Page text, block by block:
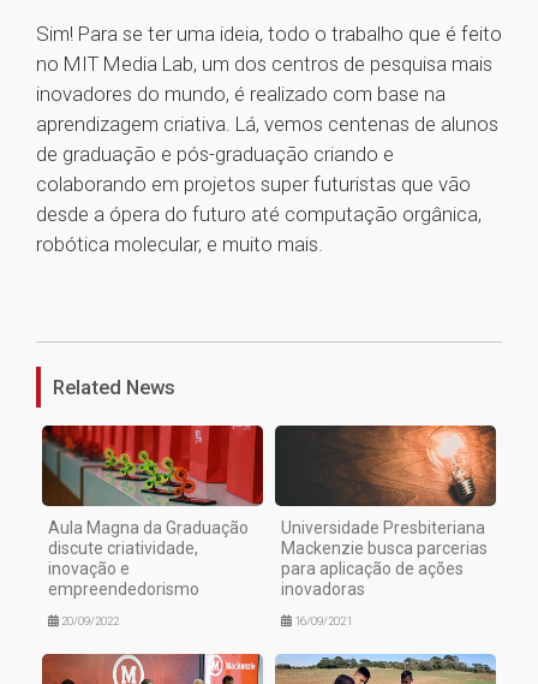
Sim! Para se ter uma ideia, todo o trabalho que é feito
no MIT Media Lab, um dos centros de pesquisa mais
inovadores do mundo, é realizado com base na
aprendizagem criativa. Lá, vemos centenas de alunos
de graduação e pós-graduação criando e
colaborando em projetos super futuristas que vão
desde a ópera do futuro até computação orgânica,
robótica molecular, e muito mais.
Related News
Aula Magna da Graduação
discute criatividade,
inovação e
empreendedorismo
20/09/2022
Universidade Presbiteriana
Mackenzie busca parcerias
para aplicação de ações
inovadoras
16/09/2021